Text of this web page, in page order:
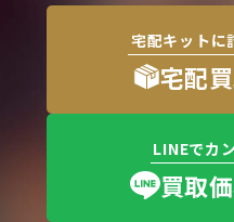
宅配キットに
宅配
LINEでカ
買取